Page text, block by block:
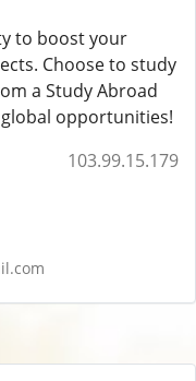
to boost your
Choose to study
a Study Abroad
opportunities!
103.99.15.179